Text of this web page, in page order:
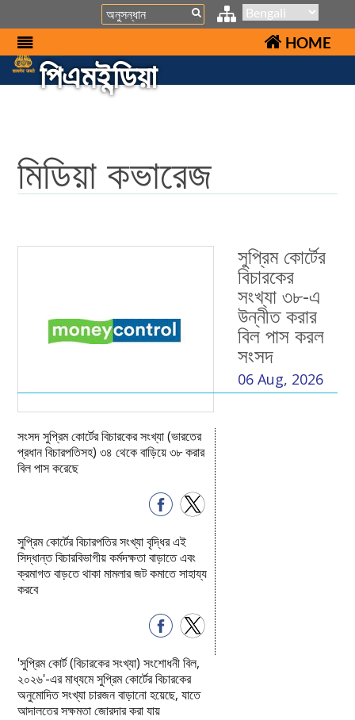
Search
HOME
পিএমইন্ডিয়া
মিডিয়া কভারেজ
সুপ্রিম কোর্টের
বিচারকের
সংখ্যা ৩৮-এ
উন্নীত করার
বিল পাস করল
সংসদ
06 Aug, 2026
সংসদ সুপ্রিম কোর্টের বিচারকের সংখ্যা (ভারতের
প্রধান বিচারপতিসহ) ৩৪ থেকে বাড়িয়ে ৩৮ করার
বিল পাস করেছে
সুপ্রিম কোর্টের বিচারপতির সংখ্যা বৃদ্ধির এই
সিদ্ধান্ত বিচারবিভাগীয় কর্মদক্ষতা বাড়াতে এবং
ক্রমাগত বাড়তে থাকা মামলার জট কমাতে সাহায্য
করবে
'সুপ্রিম কোর্ট (বিচারকের সংখ্যা) সংশোধনী বিল,
২০২৬'-এর মাধ্যমে সুপ্রিম কোর্টের বিচারকের
অনুমোদিত সংখ্যা চারজন বাড়ানো হয়েছে, যাতে
আদালতের সক্ষমতা জোরদার করা যায়